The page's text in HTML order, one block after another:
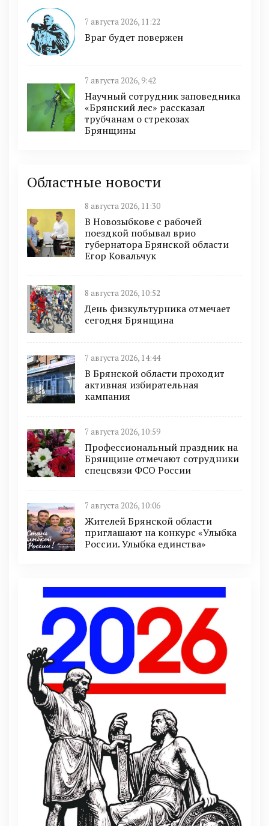
7 августа 2026, 11:22
Враг будет повержен
7 августа 2026, 9:42
Научный сотрудник заповедника
«Брянский лес» рассказал
трубчанам о стрекозах
Брянщины
Областные новости
8 августа 2026, 11:30
В Новозыбкове с рабочей
поездкой побывал врио
губернатора Брянской области
Егор Ковальчук
8 августа 2026, 10:52
День физкультурника отмечает
сегодня Брянщина
7 августа 2026, 14:44
В Брянской области проходит
активная избирательная
кампания
7 августа 2026, 10:59
Профессиональный праздник на
Брянщине отмечают сотрудники
спецсвязи ФСО России
7 августа 2026, 10:06
Жителей Брянской области
приглашают на конкурс «Улыбка
России. Улыбка единства»